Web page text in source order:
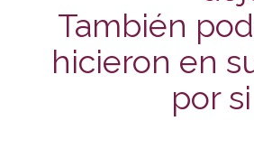
También
hicieron en
por